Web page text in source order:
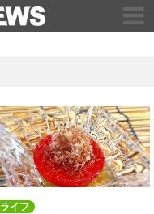
ライフ